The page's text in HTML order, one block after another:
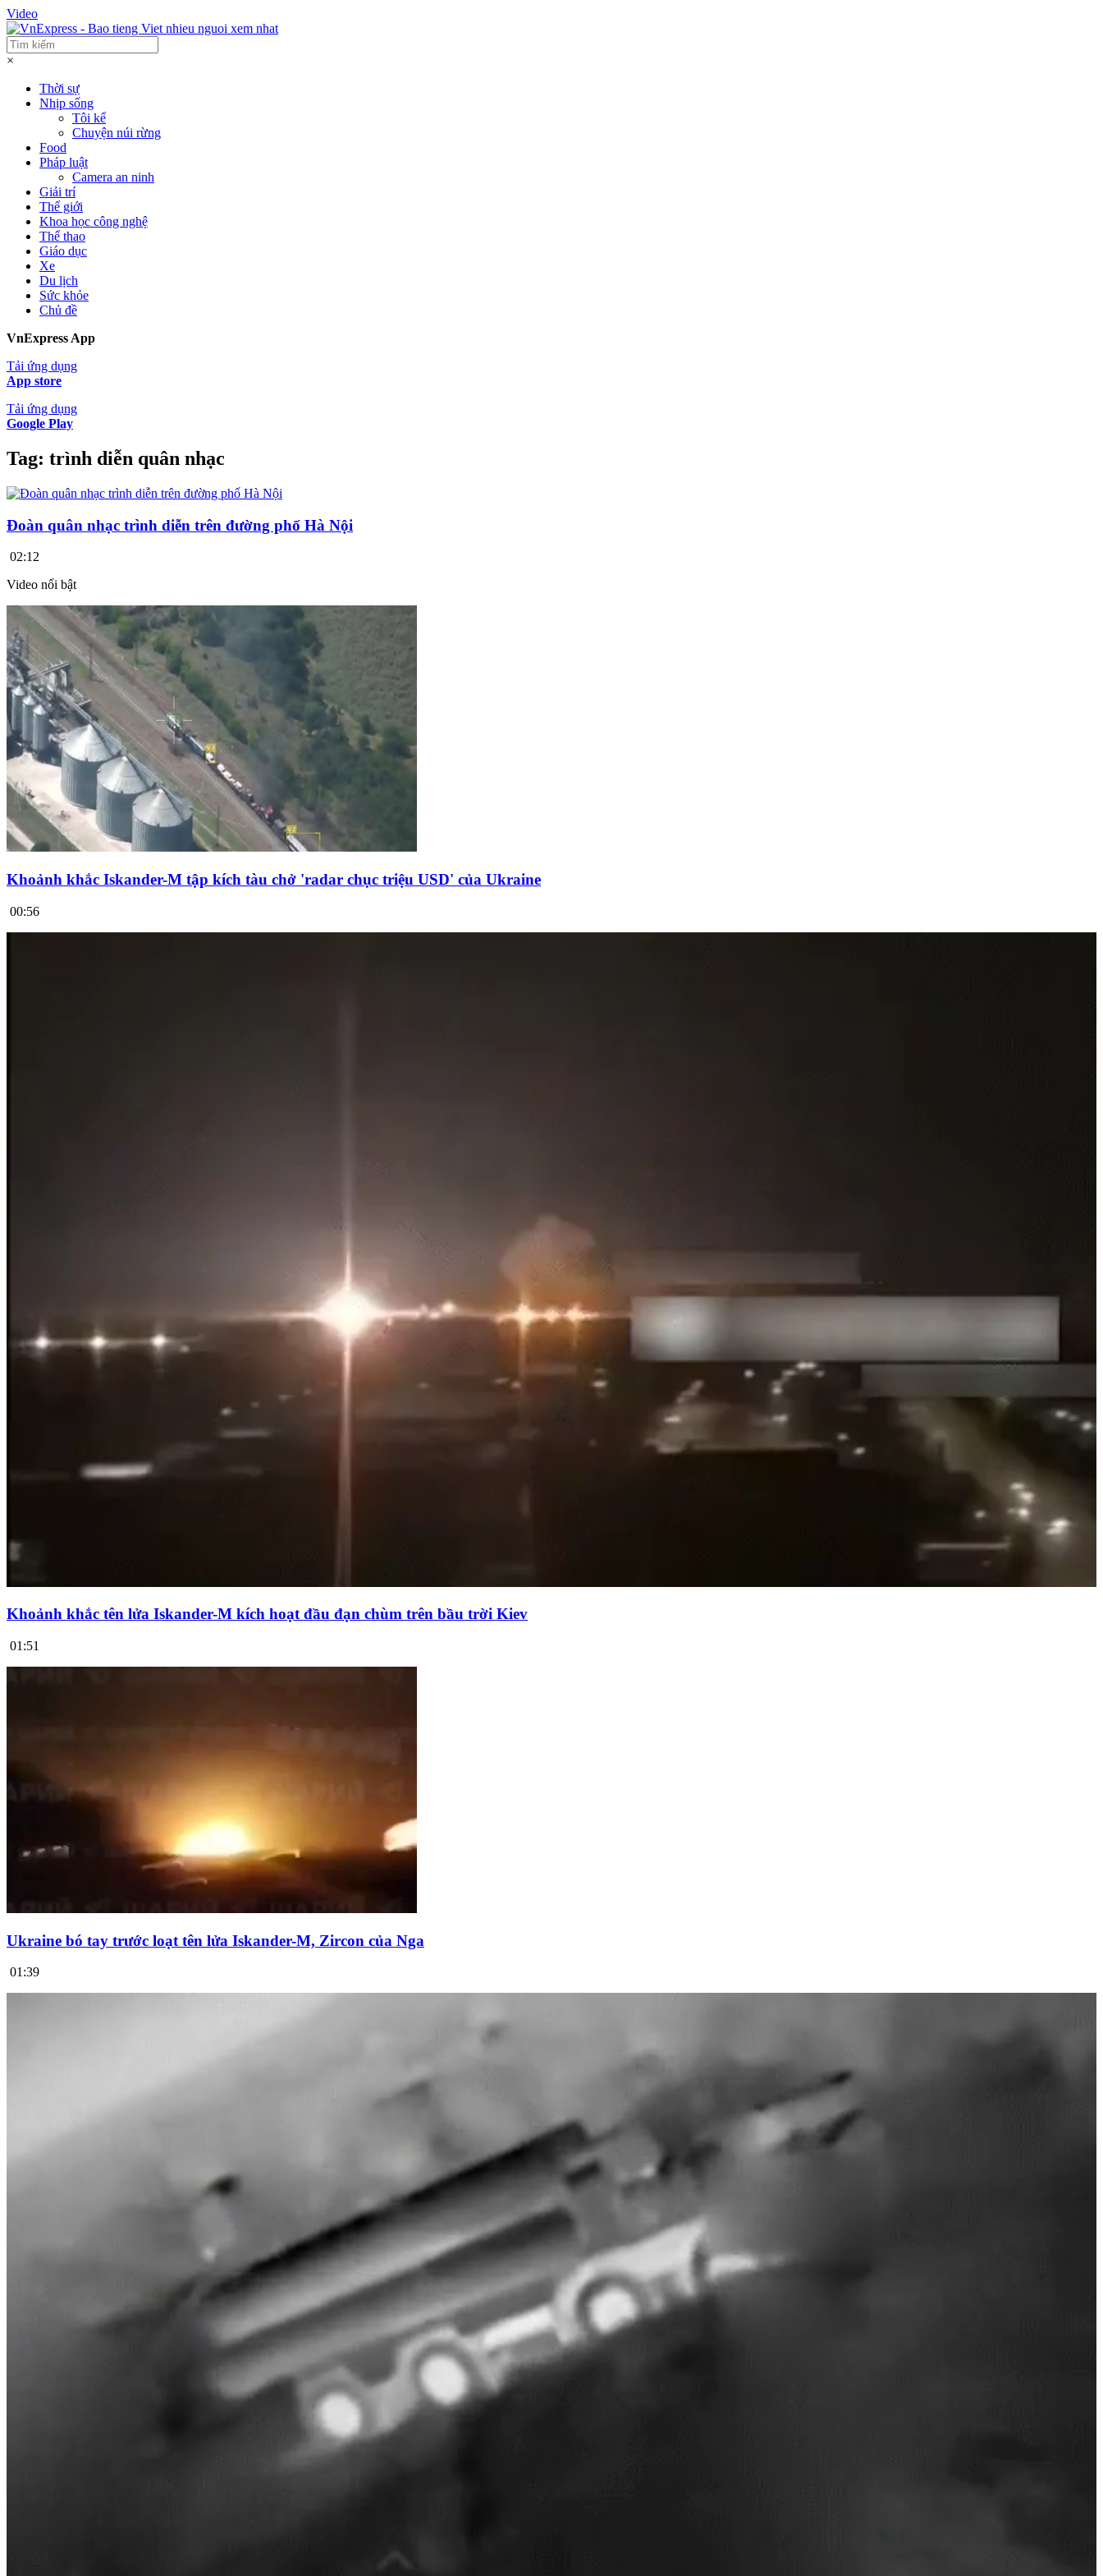
Video
×
Thời sự
Nhịp sống
Tôi kể
Chuyện núi rừng
Food
Pháp luật
Camera an ninh
Giải trí
Thế giới
Khoa học công nghệ
Thể thao
Giáo dục
Xe
Du lịch
Sức khỏe
Chủ đề
VnExpress App
Tải ứng dụng
App store
Tải ứng dụng
Google Play
Tag: trình diễn quân nhạc
Đoàn quân nhạc trình diễn trên đường phố Hà Nội
02:12
Video nổi bật
Khoảnh khắc Iskander-M tập kích tàu chở 'radar chục triệu USD' của Ukraine
00:56
Khoảnh khắc tên lửa Iskander-M kích hoạt đầu đạn chùm trên bầu trời Kiev
01:51
Ukraine bó tay trước loạt tên lửa Iskander-M, Zircon của Nga
01:39